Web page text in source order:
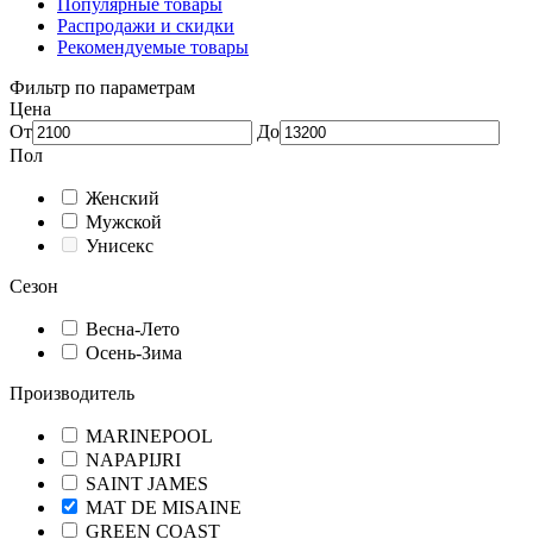
Популярные товары
Распродажи и скидки
Рекомендуемые товары
Фильтр по параметрам
Цена
От
До
Пол
Женский
Мужской
Унисекс
Сезон
Весна-Лето
Осень-Зима
Производитель
MARINEPOOL
NAPAPIJRI
SAINT JAMES
MAT DE MISAINE
GREEN COAST